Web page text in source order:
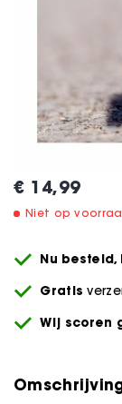
€ 14,99
Niet op
Nu besteld,
Gratis
Wij scoren